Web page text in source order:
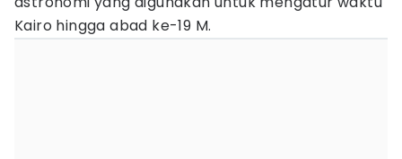
Kairo hingga abad ke-19 M.